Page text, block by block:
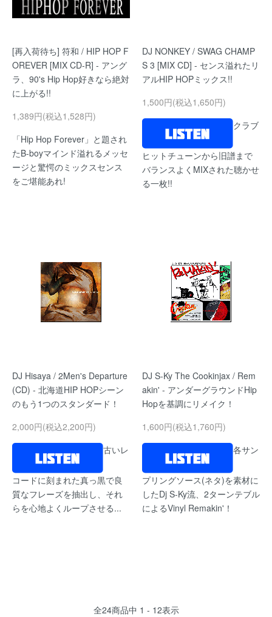
[再入荷待ち] 符和 / HIP HOP F
OREVER [MIX CD-R] - アング
ラ、90's Hip Hop好きなら絶対
に上がる!!
1,389円(税込1,528円)
「Hip Hop Forever」と題され
たB-boyマインド溢れるメッセ
ージと驚愕のミックスセンス
をご堪能あれ!
DJ NONKEY / SWAG CHAMP
S 3 [MIX CD] - センス溢れたリ
アルHIP HOPミックス!!
1,500円(税込1,650円)
クラブ
ヒットチューンから旧譜まで
バランスよくMIXされた聴かせ
る一枚!!
DJ Hisaya / 2Men's Departure
(CD) - 北海道HIP HOPシーン
のもう1つのスタンダード！
2,000円(税込2,200円)
古いレ
コードに刻まれた真っ黒で良
質なフレーズを抽出し、それ
らを心地よくループさせる...
DJ S-Ky The Cookinjax / Rem
akin' - アンダーグラウンドHip
Hopを基調にリメイク！
1,600円(税込1,760円)
各サン
プリングソース(ネタ)を素材に
したDj S-Ky流、2ターンテブル
によるVinyl Remakin'！
全24商品中 1 - 12表示